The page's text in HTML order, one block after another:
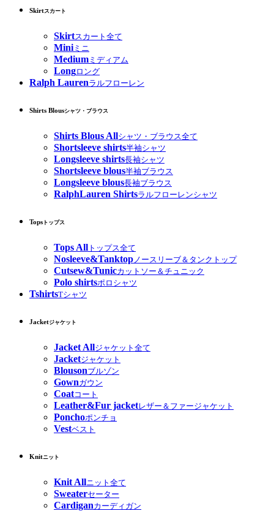
Skirtスカート
Skirtスカート全て
Miniミニ
Medium ミディアム
Longロング
Ralph Laurenラルフローレン
Shirts Blousシャツ・ブラウス
Shirts Blous Allシャツ・ブラウス全て
Shortsleeve shirts半袖シャツ
Longsleeve shirts長袖シャツ
Shortsleeve blous半袖ブラウス
Longsleeve blous長袖ブラウス
RalphLauren Shirtsラルフローレンシャツ
Tops トップス
Tops All トップス全て
Nosleeve&Tanktop ノースリーブ＆タンクトップ
Cutsew&Tunicカットソー＆チュニック
Polo shirtsポロシャツ
TshirtsTシャツ
Jacketジャケット
Jacket Allジャケット全て
Jacketジャケット
Blousonブルゾン
Gownガウン
Coatコート
Leather&Fur jacketレザー＆ファージャケット
Ponchoポンチョ
Vestベスト
Knitニット
Knit Allニット全て
Sweaterセーター
Cardiganカーディガン